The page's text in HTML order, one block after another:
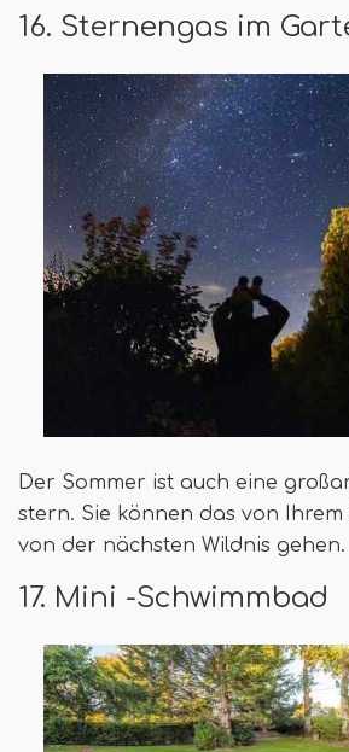
16. Sternengas im
Der Sommer ist auch eine
stern. Sie können das von
von der nächsten Wildnis gehen.
17. Mini -Schwimmbad